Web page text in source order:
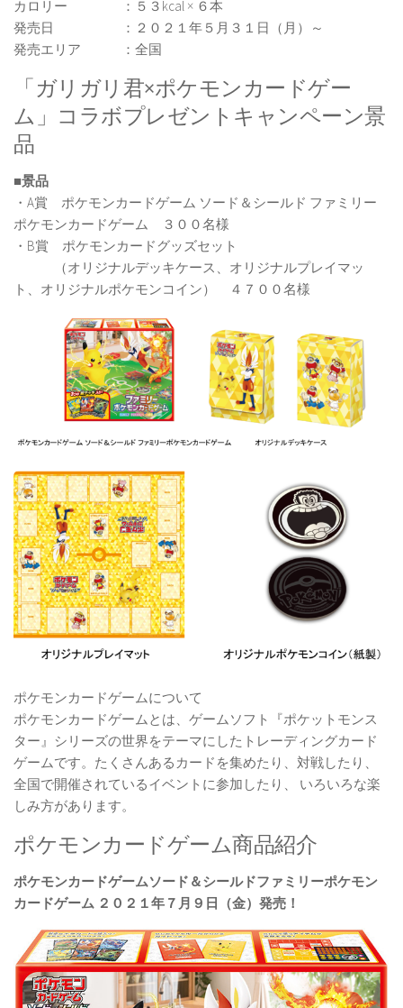
カロリー ：５３kcal × ６本
発売日 ：２０２１年５月３１日（月）～
発売エリア ：全国
「ガリガリ君×ポケモンカードゲー
ム」コラボプレゼントキャンペーン景
品
■景品
・A賞 ポケモンカードゲーム ソード＆シールド ファミリー
ポケモンカードゲーム ３００名様
・B賞 ポケモンカードグッズセット
（オリジナルデッキケース、オリジナルプレイマッ
ト、オリジナルポケモンコイン） ４７００名様
ポケモンカードゲームについて
ポケモンカードゲームとは、ゲームソフト『ポケットモンス
ター』シリーズの世界をテーマにしたトレーディングカード
ゲームです。たくさんあるカードを集めたり、対戦したり、
全国で開催されているイベントに参加したり、 いろいろな楽
しみ方があります。
ポケモンカードゲーム商品紹介
ポケモンカードゲームソード＆シールドファミリーポケモン
カードゲーム ２０２１年７月９日（金）発売！